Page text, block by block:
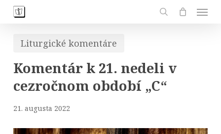
Skip
contentLiturgické komentáre
Komentár k 21. nedeli v
cezročnom období „C“
21. augusta 2022